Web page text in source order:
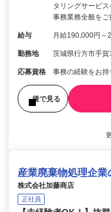
タリングサービ
事務業務全般を
給与 月給190,000円
勤務地 茨城県行方市手賀
応募資格 事務の経験をお
後で見る
産業廃棄物処理企業
株式会社加藤商店
正社員